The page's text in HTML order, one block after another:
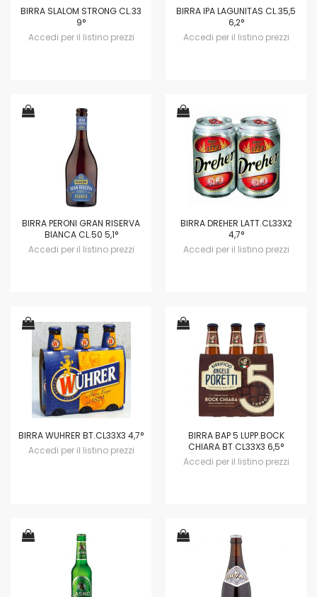
BIRRA SLALOM STRONG CL.33
9°
Accedi per il listino prezzi
BIRRA IPA LAGUNITAS CL.35,5
6,2°
Accedi per il listino prezzi
BIRRA PERONI GRAN RISERVA
BIANCA CL.50 5,1°
Accedi per il listino prezzi
BIRRA DREHER LATT.CL33X2
4,7°
Accedi per il listino prezzi
BIRRA WUHRER BT.CL33X3 4,7°
Accedi per il listino prezzi
BIRRA BAP 5 LUPP.BOCK
CHIARA BT CL33X3 6,5°
Accedi per il listino prezzi